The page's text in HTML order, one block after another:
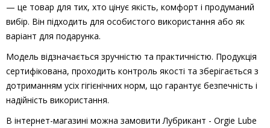
— це товар для тих, хто цінує якість, комфорт і продуманий
вибір. Він підходить для особистого використання або як
варіант для подарунка.
Модель відзначається зручністю та практичністю. Продукція
сертифікована, проходить контроль якості та зберігається з
дотриманням усіх гігієнічних норм, що гарантує безпечність і
надійність використання.
В інтернет-магазині можна замовити Лубрикант - Orgie Lube